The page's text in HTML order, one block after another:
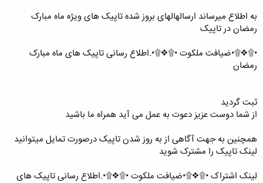
به اطلاع میرساند ارسالهالهای بروز شده تاپیک های ویژه ماه مبارک
رمضان در تاپیک
•۩❖۩•ضیافت ملکوت •۩❖۩•.اطلاع رسانی تاپیک های ماه مبارک
رمضان
ثبت گردید
از شما دوست عزیز دعوت به عمل می آید همراه ما باشید
همچنین به جهت آگاهی از به روز شدن تاپیک درصورت تمایل میتوانید
لینک تاپیک را مشترک شوید
لینک اشتراک •۩❖۩•ضیافت ملکوت •۩❖۩•.اطلاع رسانی تاپیک های